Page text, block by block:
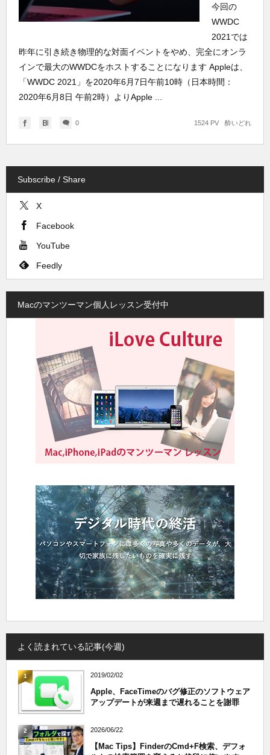
今回の
WWDC
2021では
昨年に引き続き物理的な対面イベントをやめ、完全にオンラ
インで最大のWWDCをホストすることになります Appleは、
「WWDC 2021」を2020年6月7日午前10時（日本時間：
2020年6月8日 午前2時）よりApple ...
0 酔いどれ
1524 PV
Subscribe / Share
X
Facebook
YouTube
Feedly
Macのマンツーマン個人レッスン受付中
よく読まれている記事(今週)
1 2019/02/02
Apple、FaceTimeのバグ修正のソフトウェア
アップデートが来週まで遅れることを謝罪
2 2026/06/22
【Mac Tips】FinderのCmd+F検索、デフォ